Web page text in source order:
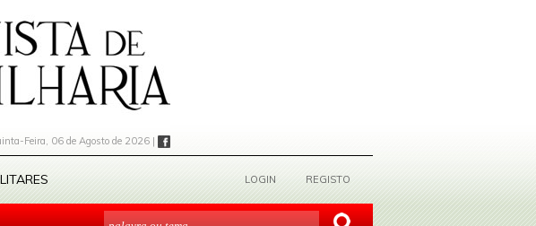
Feira, 06 de Agosto de 2026 |
LOGIN REGISTO